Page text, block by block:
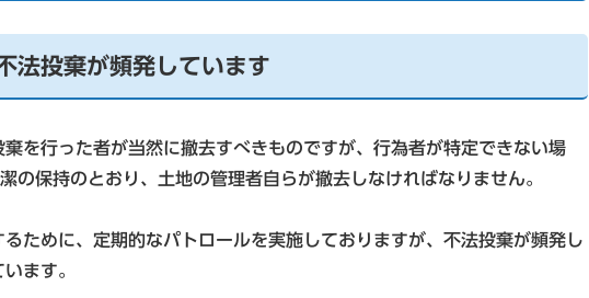
法投棄が頻発しています
を行った者が当然に撤去すべきものですが、行為者が特定できない場
の保持のとおり、土地の管理者自らが撤去しなければなりません。
ために、定期的なパトロールを実施しておりますが、不法投棄が頻発し
ます。